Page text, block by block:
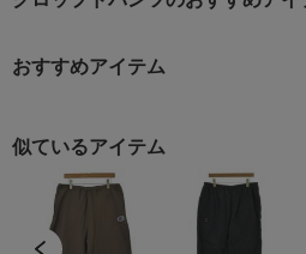
おすすめアイテム